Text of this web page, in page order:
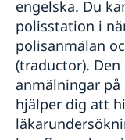
engelska. Du
polisstation i
polisanmälan
(traductor).
anmälningar
hjälper dig att